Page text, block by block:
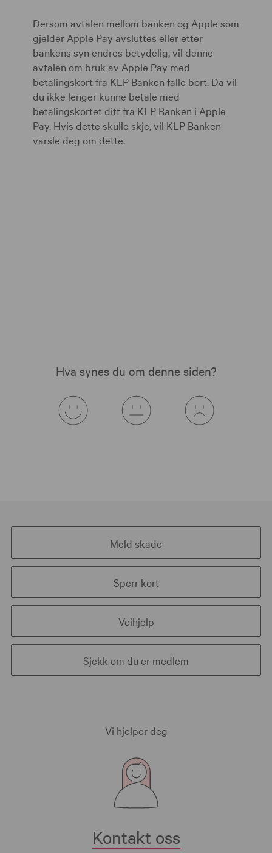
Dersom avtalen mellom banken og Apple som
gjelder Apple Pay avsluttes eller etter
bankens syn endres betydelig, vil denne
avtalen om bruk av Apple Pay med
betalingskort fra KLP Banken falle bort. Da vil
du ikke lenger kunne betale med
betalingskortet ditt fra KLP Banken i Apple
Pay. Hvis dette skulle skje, vil KLP Banken
varsle deg om dette.
Hva synes du om denne siden?
Meld skade
Sperr kort
Veihjelp
Sjekk om du er medlem
Vi hjelper deg
Kontakt oss